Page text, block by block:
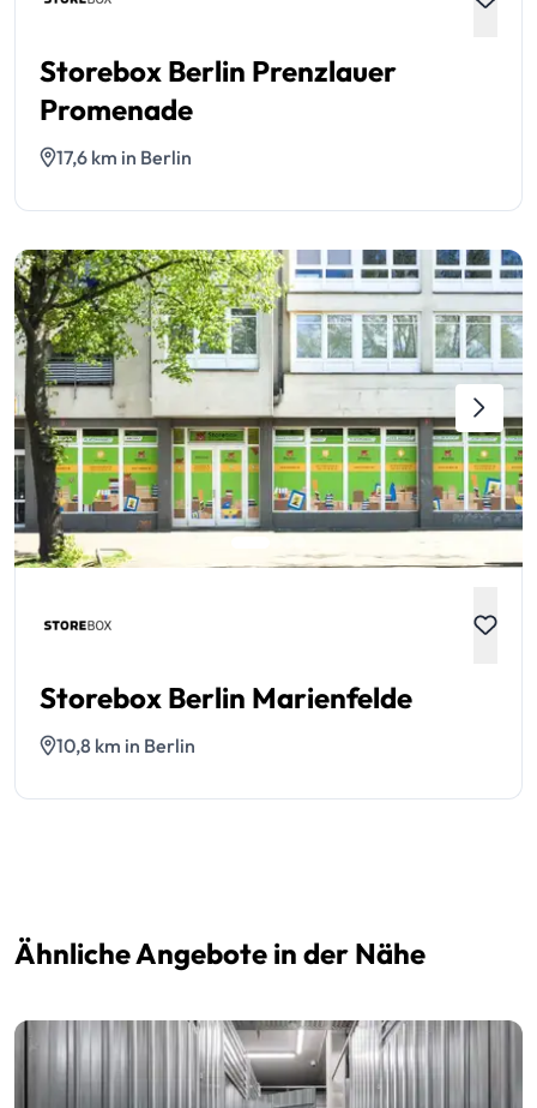
Storebox Berlin Prenzlauer
Promenade
17,6 km in Berlin
Storebox Berlin Marienfelde
10,8 km in Berlin
Ähnliche Angebote in der Nähe